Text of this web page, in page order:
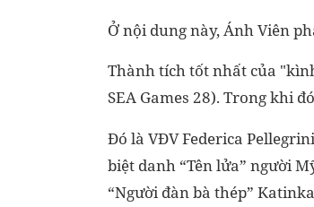
Ở nội dung này, Ánh Viên
Thành tích tốt nhất của
SEA Games 28). Trong khi
Đó là VĐV Federica
biệt danh “Tên lửa” người
“Người đàn bà thép”